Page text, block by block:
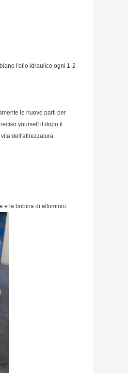
l'olio idraulico ogni 1-2
le nuove parti per
yourself.if dopo il
dell'attrezzatura.
e la bobina di alluminio.